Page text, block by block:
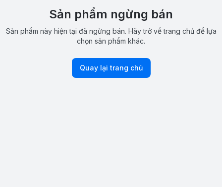
Sản phẩm ngừng bán
Sản phẩm này hiện tại đã ngừng bán. Hãy trở về trang chủ để lựa
chọn sản phẩm khác.
Quay lại trang chủ